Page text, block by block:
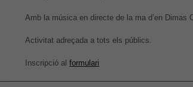
Amb la música en directe de la ma d’en Dimas
Activitat adreçada a tots els públics.
Inscripció alformulari